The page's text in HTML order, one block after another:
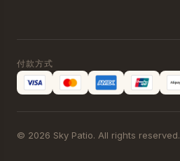
付款方式
© 2026 Sky Patio. All rights reserved.